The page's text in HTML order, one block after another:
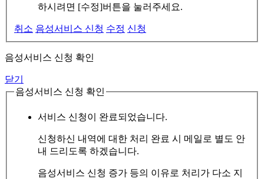
하시려면 [수정]버튼을 눌러주세요.
취소 음성서비스 신청 수정 신청
음성서비스 신청 확인
닫기
음성서비스 신청 확인
서비스 신청이 완료되었습니다.
신청하신 내역에 대한 처리 완료 시 메일로 별도 안
내 드리도록 하겠습니다.
음성서비스 신청 증가 등의 이유로 처리가 다소 지